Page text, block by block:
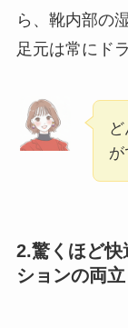
ら、靴内部の
足元は常にド
が
2.驚くほど快
ションの両立